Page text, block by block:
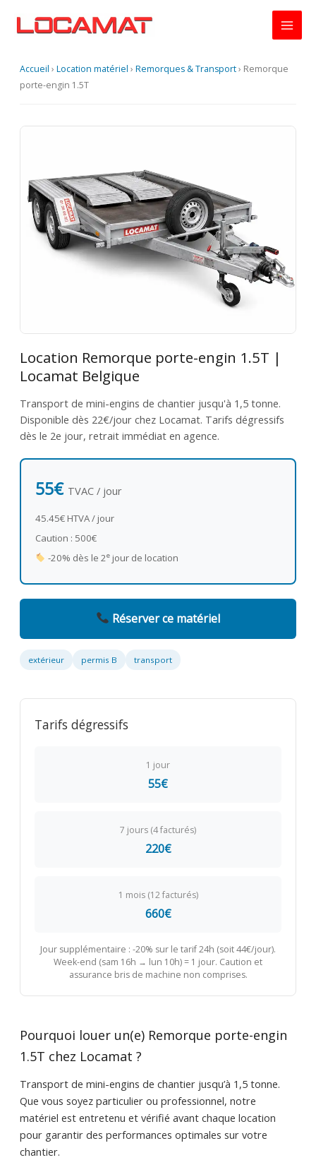
Accueil › Location matériel › Remorques & Transport› Remorque
porte-engin 1.5T
Location Remorque porte-engin 1.5T |
Locamat Belgique
Transport de mini-engins de chantier jusqu'à 1,5 tonne.
Disponible dès 22€/jour chez Locamat. Tarifs dégressifs
dès le 2e jour, retrait immédiat en agence.
55€ TVAC / jour
45.45€ HTVA / jour
Caution : 500€
-20% dès le 2ejour de location
Réserver ce matériel
extérieur permis B transport
Tarifs dégressifs
1 jour
55€
7 jours (4 facturés)
220€
1 mois (12 facturés)
660€
Jour supplémentaire : -20% sur le tarif 24h (soit 44€/jour).
Week-end (sam 16h → lun 10h) = 1 jour. Caution et
assurance bris de machine non comprises.
Pourquoi louer un(e) Remorque porte-engin
1.5T chez Locamat ?
Transport de mini-engins de chantier jusqu’à 1,5 tonne.
Que vous soyez particulier ou professionnel, notre
matériel est entretenu et vérifié avant chaque location
pour garantir des performances optimales sur votre
chantier.